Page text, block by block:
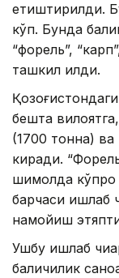
етиштирилди.
кўп. Бунда
“форель”,
ташкил қилди.
бешта
(1700 тонна)
киради.
шимолда
барчаси ишлаб
намойиш
Ушбу ишлаб
балиқчилик